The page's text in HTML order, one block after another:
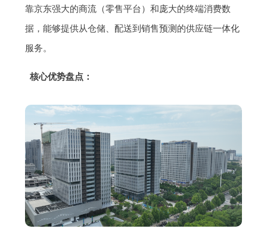
靠京东强大的商流（零售平台）和庞大的终端消费数
据，能够提供从仓储、配送到销售预测的供应链一体化
服务。
核心优势盘点：